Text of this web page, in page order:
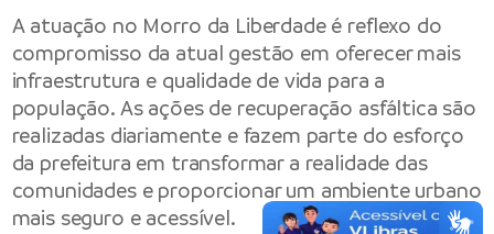
A atuação no Morro da Liberdade é reflexo do
compromisso da atual gestão em oferecer mais
infraestrutura e qualidade de vida para a
população. As ações de recuperação asfáltica são
realizadas diariamente e fazem parte do esforço
da prefeitura em transformar a realidade das
comunidades e proporcionar um ambiente urbano
mais seguro e acessível.